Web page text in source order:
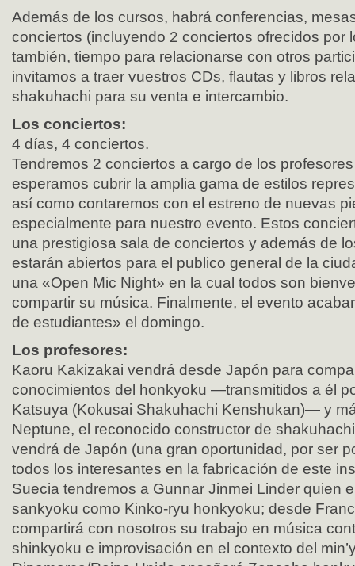
Además de los cursos, habrá conferencias,
conciertos (incluyendo 2 conciertos ofrecidos por
también, tiempo para relacionarse con otros
invitamos a traer vuestros CDs, flautas y libros
shakuhachi para su venta e intercambio.
Los conciertos:
4 días, 4 conciertos.
Tendremos 2 conciertos a cargo de los
esperamos cubrir la amplia gama de estilos
así como contaremos con el estreno de nuevas
especialmente para nuestro evento. Estos
una prestigiosa sala de conciertos y además de
estarán abiertos para el publico general de la
una «Open Mic Night» en la cual todos son
compartir su música. Finalmente, el evento
de estudiantes» el domingo.
Los profesores:
Kaoru Kakizakai vendrá desde Japón para
conocimientos del honkyoku —transmitidos a él
Katsuya (Kokusai Shakuhachi Kenshukan)— y
Neptune, el reconocido constructor de
vendrá de Japón (una gran oportunidad, por ser
todos los interesantes en la fabricación de este
Suecia tendremos a Gunnar Jinmei Linder quien
sankyoku como Kinko-ryu honkyoku; desde
compartirá con nosotros su trabajo en música
shinkyoku e improvisación en el contexto del